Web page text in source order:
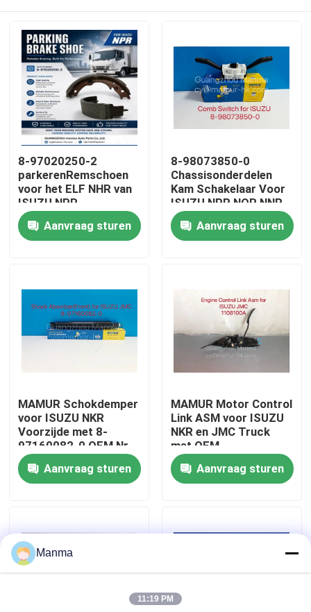
Huis
Fabrieksreis
Contacteer ons
Verzoek om een Citaat
ISUZU Truck Parts
8-97020250-2
parkerenRemschoen
voor het ELF NHR van
ISUZU NPR
Aanvraag sturen
8-98073850-0
Chassisonderdelen
Kam Schakelaar Voor
ISUZU NPR NQR NNR
Aanvraag sturen
MAMUR Schokdemper
voor ISUZU NKR
Voorzijde met 8-
97160082-0 OEM Nr.
ISUZU Chassis
Onderdelen
Aanvraag sturen
MAMUR Motor Control
Link ASM voor ISUZU
NKR en JMC Truck
met OEM
compatibiliteit
Aanvraag sturen
Manma
11:19 PM